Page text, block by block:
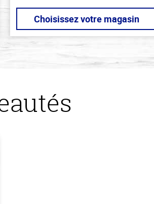
Choisissez votre magasin